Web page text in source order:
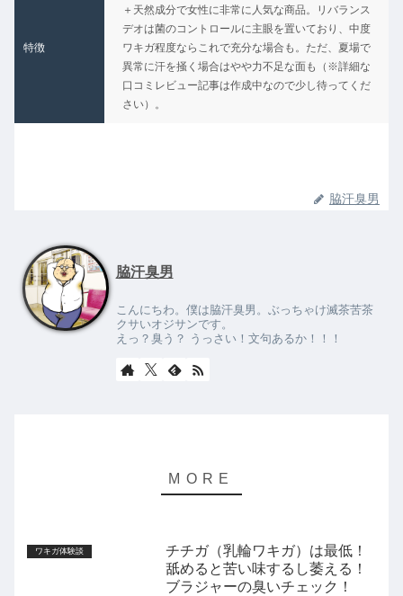
★
特徴
＋天然成分で女性に非常に人気な商品。リバランス
デオは菌のコントロールに主眼を置いており、中度
ワキガ程度ならこれで充分な場合も。ただ、夏場で
異常に汗を掻く場合はやや力不足な面も（※詳細な
口コミレビュー記事は作成中なので少し待ってくだ
さい）。
脇汗臭男
脇汗臭男
こんにちわ。僕は脇汗臭男。ぶっちゃけ滅茶苦茶
クサいオジサンです。
えっ？臭う？ うっさい！文句あるか！！！
ワキガ体験談
チチガ（乳輪ワキガ）は最低！
舐めると苦い味するし萎える！
ブラジャーの臭いチェック！